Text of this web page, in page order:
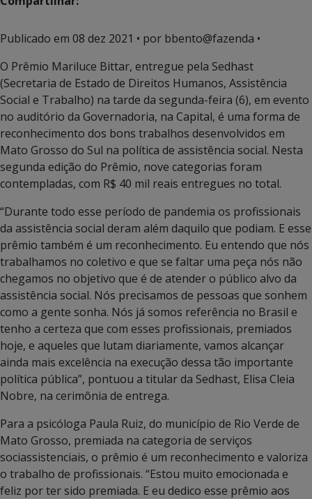
Publicado em 08 dez 2021 • por bbento@fazenda •
O Prêmio Mariluce Bittar, entregue pela Sedhast
(Secretaria de Estado de Direitos Humanos, Assistência
Social e Trabalho) na tarde da segunda-feira (6), em evento
no auditório da Governadoria, na Capital, é uma forma de
reconhecimento dos bons trabalhos desenvolvidos em
Mato Grosso do Sul na política de assistência social. Nesta
segunda edição do Prêmio, nove categorias foram
contempladas, com R$ 40 mil reais entregues no total.
“Durante todo esse período de pandemia os profissionais
da assistência social deram além daquilo que podiam. E esse
prêmio também é um reconhecimento. Eu entendo que nós
trabalhamos no coletivo e que se faltar uma peça nós não
chegamos no objetivo que é de atender o público alvo da
assistência social. Nós precisamos de pessoas que sonhem
como a gente sonha. Nós já somos referência no Brasil e
tenho a certeza que com esses profissionais, premiados
hoje, e aqueles que lutam diariamente, vamos alcançar
ainda mais excelência na execução dessa tão importante
política pública”, pontuou a titular da Sedhast, Elisa Cleia
Nobre, na cerimônia de entrega.
Para a psicóloga Paula Ruiz, do município de Rio Verde de
Mato Grosso, premiada na categoria de serviços
sociassistenciais, o prêmio é um reconhecimento e valoriza
o trabalho de profissionais. “Estou muito emocionada e
feliz por ter sido premiada. E eu dedico esse prêmio aos